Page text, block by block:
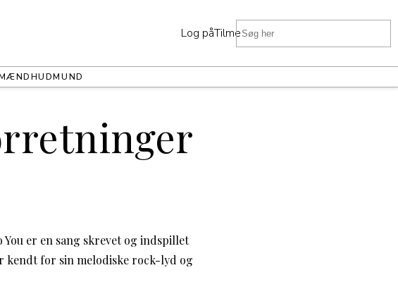
Log påTilmeld
HUDMUND
You er en sang skrevet og indspillet
kendt for sin melodiske rock-lyd og